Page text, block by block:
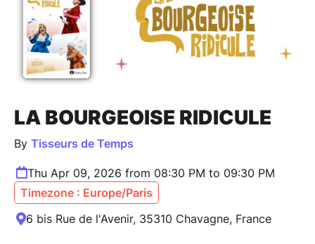
LA BOURGEOISE RIDICULE
By Tisseurs de Temps
Thu Apr 09, 2026 from 08:30 PM to 09:30 PM
Timezone : Europe/Paris
6 bis Rue de l'Avenir, 35310 Chavagne, France